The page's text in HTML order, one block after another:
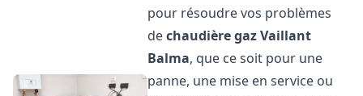
pour résoudre vos problèmes
dechaudière gaz Vaillant
Balma, que ce soit pour une
panne, une mise en service ou